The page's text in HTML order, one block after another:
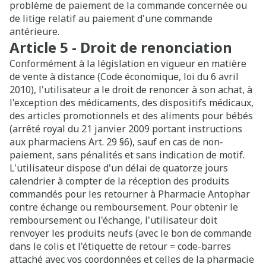
problème de paiement de la commande concernée ou
de litige relatif au paiement d'une commande
antérieure.
Article 5 - Droit de renonciation
Conformément à la législation en vigueur en matière
de vente à distance (Code économique, loi du 6 avril
2010), l'utilisateur a le droit de renoncer à son achat, à
l'exception des médicaments, des dispositifs médicaux,
des articles promotionnels et des aliments pour bébés
(arrêté royal du 21 janvier 2009 portant instructions
aux pharmaciens Art. 29 §6), sauf en cas de non-
paiement, sans pénalités et sans indication de motif.
L'utilisateur dispose d'un délai de quatorze jours
calendrier à compter de la réception des produits
commandés pour les retourner à Pharmacie Antophar
contre échange ou remboursement. Pour obtenir le
remboursement ou l'échange, l'utilisateur doit
renvoyer les produits neufs (avec le bon de commande
dans le colis et l'étiquette de retour = code-barres
attaché avec vos coordonnées et celles de la pharmacie